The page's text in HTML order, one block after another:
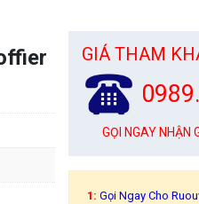
GIÁ THAM
GỌI NGAY NHẬN
1:Gọi Ngay Cho